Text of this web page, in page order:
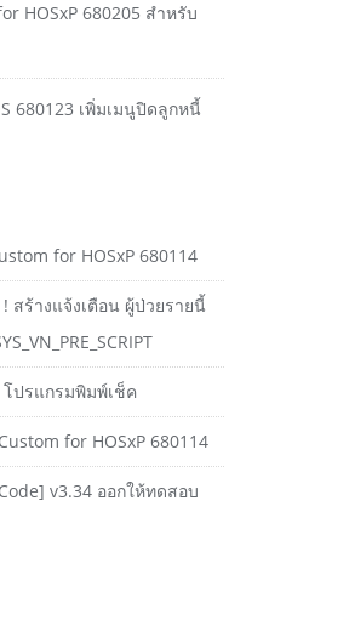
HOSxP 680205 สำหรับ
680123 เพิ่มเมนูปิดลูกหนี้
for HOSxP 680114
! สร้างแจ้งเตือน ผู้ป่วยรายนี้
โปรแกรมพิมพ์เช็ค
for HOSxP 680114
v3.34 ออกให้ทดสอบ